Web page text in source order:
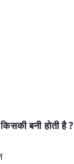
बनी होती है ?